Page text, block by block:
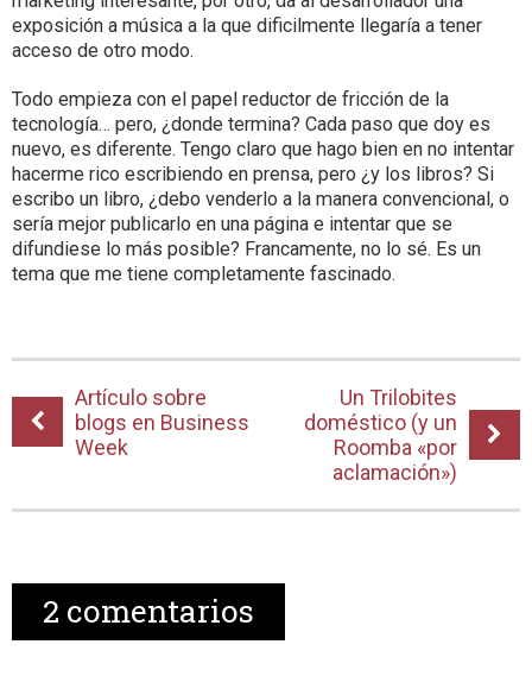
exposición a música a la que dificilmente llegaría a tener
acceso de otro modo.
Todo empieza con el papel reductor de fricción de la
tecnología… pero, ¿donde termina? Cada paso que doy es
nuevo, es diferente. Tengo claro que hago bien en no intentar
hacerme rico escribiendo en prensa, pero ¿y los libros? Si
escribo un libro, ¿debo venderlo a la manera convencional, o
sería mejor publicarlo en una página e intentar que se
difundiese lo más posible? Francamente, no lo sé. Es un
tema que me tiene completamente fascinado.
Artículo sobre
blogs en Business
Week
Un Trilobites
doméstico (y un
Roomba «por
aclamación»)
2 comentarios